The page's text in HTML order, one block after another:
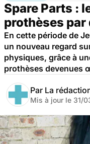
Spare Parts :
prothèses
En cette période de
un nouveau regard
physiques, grâce à
prothèses devenues
Par La
Mis à jour le 31/